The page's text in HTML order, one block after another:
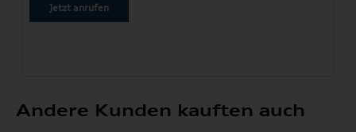
Jetzt anrufen
Andere Kunden kauften auch